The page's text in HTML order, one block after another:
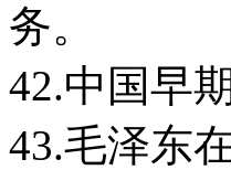
务。
42.中国早
43.毛泽东